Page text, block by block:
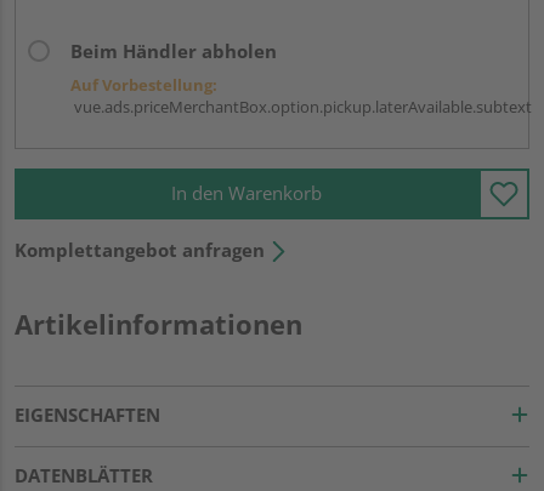
Beim Händler abholen
Auf Vorbestellung:
vue.ads.priceMerchantBox.option.pickup.laterAvailable.subtext
In den Warenkorb
Komplettangebot anfragen
Artikelinformationen
EIGENSCHAFTEN
DATENBLÄTTER